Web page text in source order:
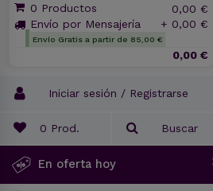
0 Productos
0,00 €
Envío por Mensajería
+ 0,00 €
Envío Gratis a partir de 85,00 €
0,00 €
Iniciar sesión / Registrarse
0 Prod. Buscar
En oferta hoy